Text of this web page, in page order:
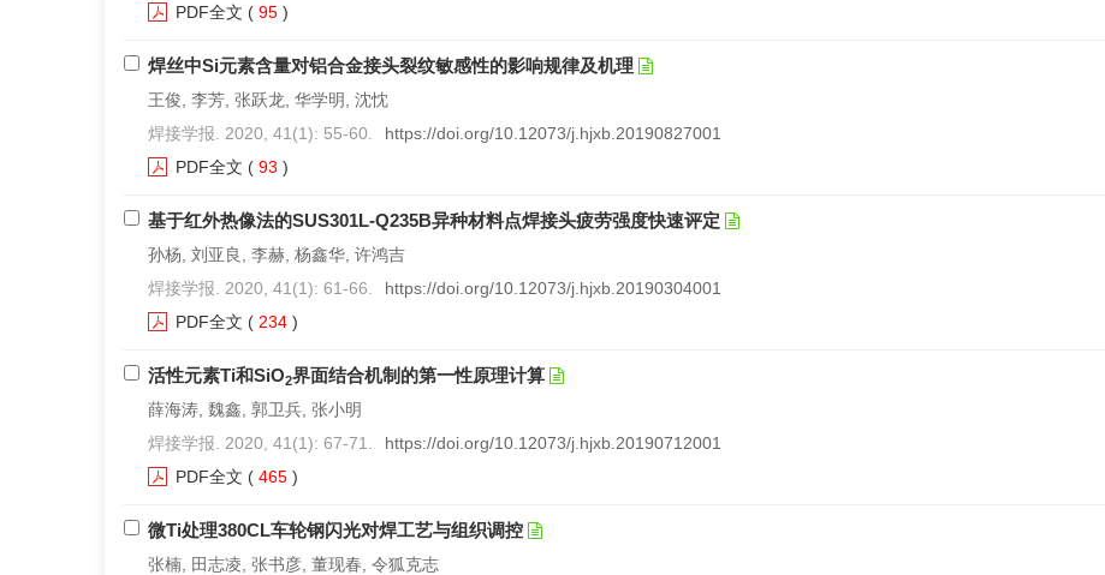
PDF全文 ( 95 )
焊丝中Si元素含量对铝合金接头裂纹敏感性的影响规律及机理
王俊, 李芳, 张跃龙, 华学明, 沈忱
焊接学报. 2020, 41(1): 55-60.
https://doi.org/10.12073/j.hjxb.20190827001
PDF全文 ( 93 )
基于红外热像法的SUS301L-Q235B异种材料点焊接头疲劳强度快速评定
孙杨, 刘亚良, 李赫, 杨鑫华, 许鸿吉
焊接学报. 2020, 41(1): 61-66.
https://doi.org/10.12073/j.hjxb.20190304001
PDF全文 ( 234 )
活性元素Ti和SiO2界面结合机制的第一性原理计算
薛海涛, 魏鑫, 郭卫兵, 张小明
焊接学报. 2020, 41(1): 67-71.
https://doi.org/10.12073/j.hjxb.20190712001
PDF全文 ( 465 )
微Ti处理380CL车轮钢闪光对焊工艺与组织调控
张楠, 田志凌, 张书彦, 董现春, 令狐克志